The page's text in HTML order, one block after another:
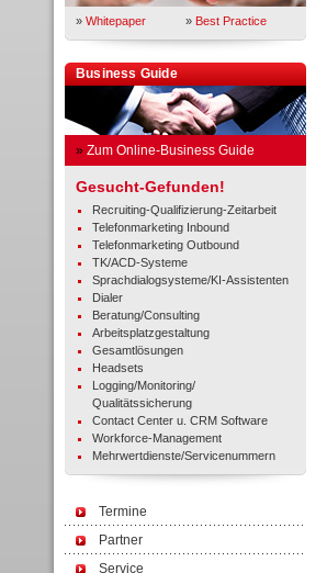
» Whitepaper » Best Practice
Business Guide
» Zum Online-Business Guide
Gesucht-Gefunden!
Recruiting-Qualifizierung-Zeitarbeit
Telefonmarketing Inbound
Telefonmarketing Outbound
TK/ACD-Systeme
Sprachdialogsysteme/KI-Assistenten
Dialer
Beratung/Consulting
Arbeitsplatzgestaltung
Gesamtlösungen
Headsets
Logging/Monitoring/
Qualitätssicherung
Contact Center u. CRM Software
Workforce-Management
Mehrwertdienste/Servicenummern
Termine
Partner
Service